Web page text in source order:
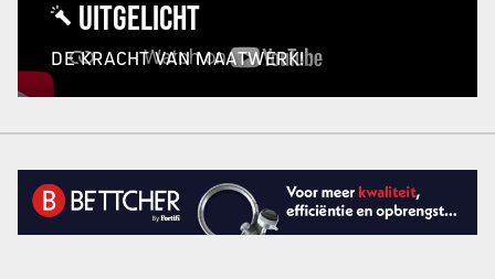
UITGELICHT
DE KRACHT VAN MAATWERK!